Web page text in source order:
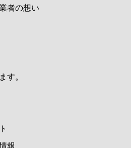
者の想い
す。
報